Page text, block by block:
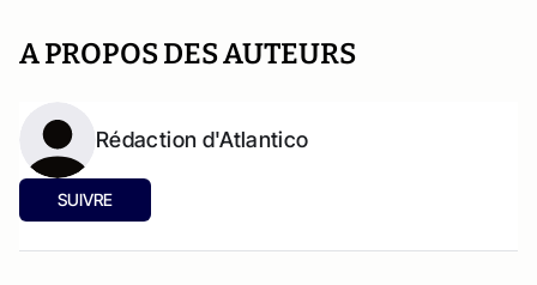
A PROPOS DES AUTEURS
Rédaction d'Atlantico
SUIVRE